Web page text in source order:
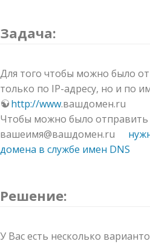
Задача:
Для того чтобы можно было
только по IP-адресу, но и по
http://www.вашдомен.ru
Чтобы можно было отправить
вашеимя@вашдомен.ru
домена в службе имен DNS
Решение:
У Вас есть несколько